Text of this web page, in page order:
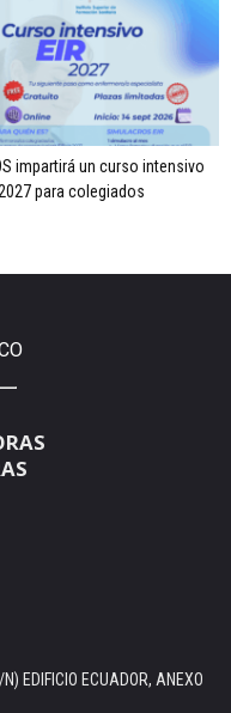
impartirá un curso intensivo
2027 para colegiados
EDIFICIO ECUADOR, ANEXO